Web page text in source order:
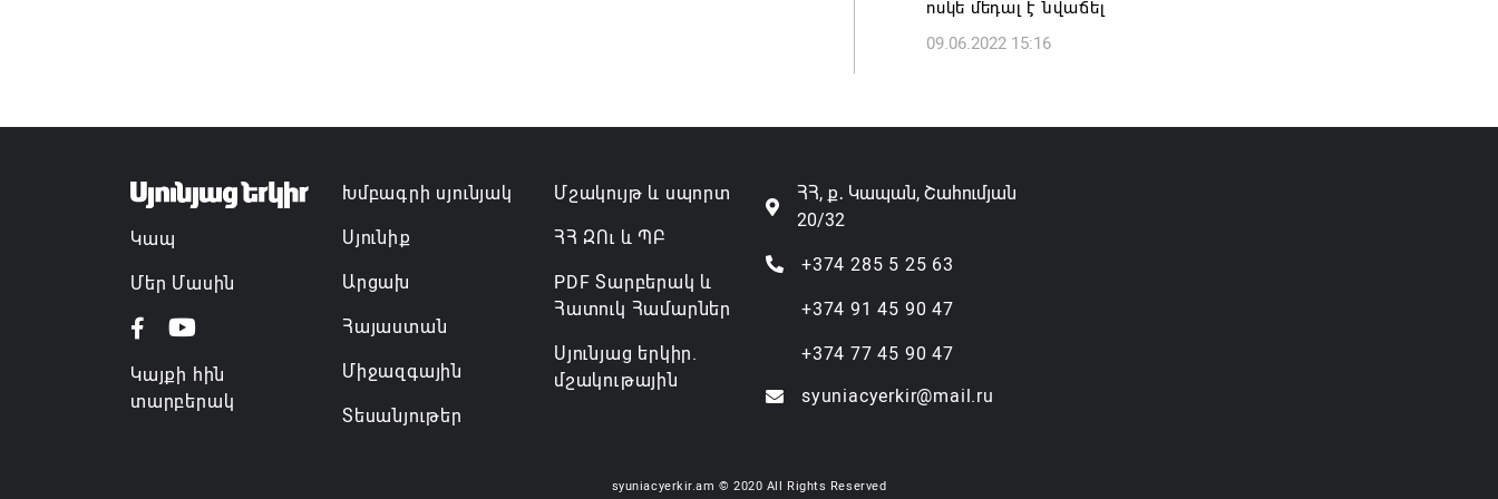
ոսկե մեդալ է նվաճել
09.06.2022 15:16
Կապ
Մեր Մասին
Կայքի հին
տարբերակ
Խմբագրի սյունյակ
Սյունիք
Արցախ
Հայաստան
Միջազգային
Տեսանյութեր
Մշակույթ և սպորտ
ՀՀ ԶՈւ և ՊԲ
PDF Տարբերակ և
Հատուկ Համարներ
Սյունյաց երկիր.
մշակութային
ՀՀ, ք․ Կապան, Շահումյան
20/32
+374 285 5 25 63
+374 91 45 90 47
+374 77 45 90 47
syuniacyerkir@mail.ru
syuniacyerkir.am © 2020 All Rights Reserved